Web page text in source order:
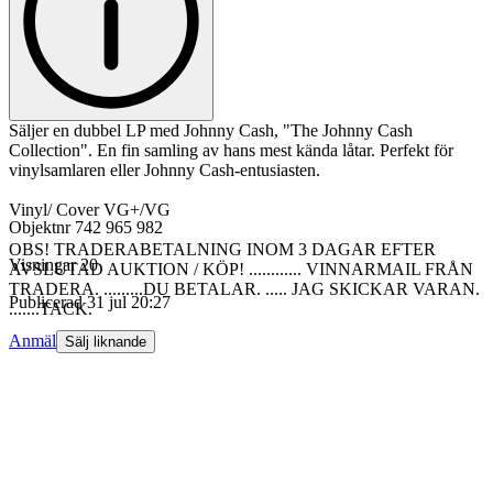
Säljer en dubbel LP med Johnny Cash, "The Johnny Cash
Collection". En fin samling av hans mest kända låtar. Perfekt för
vinylsamlaren eller Johnny Cash-entusiasten.
Vinyl/ Cover VG+/VG
OBS! TRADERABETALNING INOM 3 DAGAR EFTER
AVSLUTAD AUKTION / KÖP! ............ VINNARMAIL FRÅN
TRADERA. .........DU BETALAR. ..... JAG SKICKAR VARAN.
.......TACK.
Objektnr 742 965 982
Visningar 20
Publicerad 31 jul 20:27
Anmäl Sälj liknande